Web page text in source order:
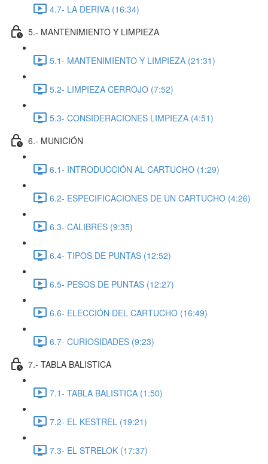
4.7- LA DERIVA (16:34)
5.- MANTENIMIENTO Y LIMPIEZA
5.1- MANTENIMIENTO Y LIMPIEZA (21:31)
5.2- LIMPIEZA CERROJO (7:52)
5.3- CONSIDERACIONES LIMPIEZA (4:51)
6.- MUNICIÓN
6.1- INTRODUCCIÓN AL CARTUCHO (1:29)
6.2- ESPECIFICACIONES DE UN CARTUCHO (4:26)
6.3- CALIBRES (9:35)
6.4- TIPOS DE PUNTAS (12:52)
6.5- PESOS DE PUNTAS (12:27)
6.6- ELECCIÓN DEL CARTUCHO (16:49)
6.7- CURIOSIDADES (9:23)
7.- TABLA BALISTICA
7.1- TABLA BALISTICA (1:50)
7.2- EL KESTREL (19:21)
7.3- EL STRELOK (17:37)